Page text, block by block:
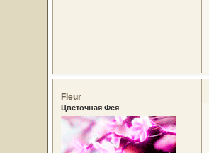
Fleur
Цветочная Фея